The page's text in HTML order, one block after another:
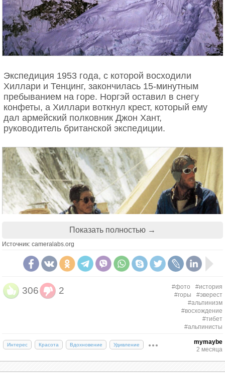
Экспедиция 1953 года, с которой восходили
Хиллари и Тенцинг, закончилась 15-минутным
пребыванием на горе. Норгэй оставил в снегу
конфеты, а Хиллари воткнул крест, который ему
дал армейский полковник Джон Хант,
руководитель британской экспедиции.
Тенцинг Норгей (слева) и сэр Эдмунд Хиллари
(справа) во время своего исторического
восхождения на Эверест в 1953 году. (Associated
Показать полностью →
Источник: cameralabs.org
306 2 #фото
#история
#горы
#эверест
#альпинизм
#восхождение
#тибет
#альпинисты
Интерес Красота Вдохновение Удивление
mymaybe
2 месяца